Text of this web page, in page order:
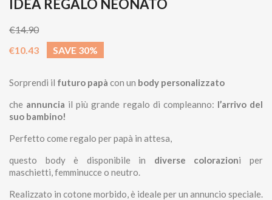
IDEA REGALO NEONATO
€14.90
€10.43
SAVE 30%
Sorprendi il futuro papà con un body personalizzato
che annuncia il più grande regalo di compleanno: l’arrivo del
suo bambino!
Perfetto come regalo per papà in attesa,
questo body è disponibile in diverse colorazioni per
maschietti, femminucce o neutro.
Realizzato in cotone morbido, è ideale per un annuncio speciale.